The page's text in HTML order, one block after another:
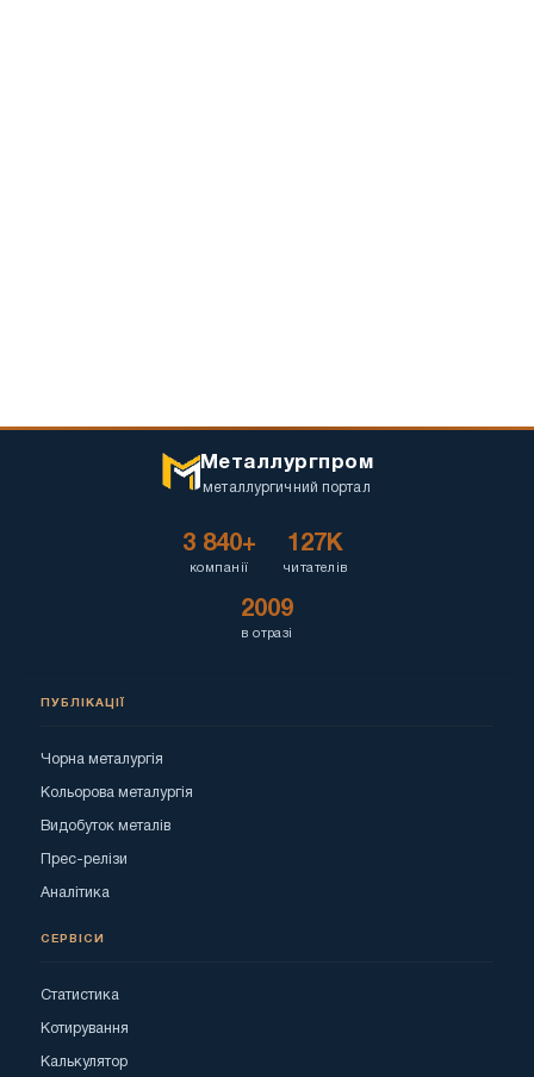
Металлургпром
металлургичний портал
3 840+
компанії
127K
читателів
2009
в отразі
ПУБЛІКАЦІЇ
Чорна металургія
Кольорова металургія
Видобуток металів
Прес-релізи
Аналітика
СЕРВІСИ
Статистика
Котирування
Калькулятор